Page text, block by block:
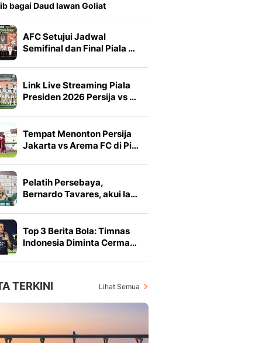
bagai Daud lawan Goliat
AFC Setujui Jadwal
Semifinal dan Final Piala …
Link Live Streaming Piala
Presiden 2026 Persija vs …
Tempat Menonton Persija
Jakarta vs Arema FC di Pi…
Pelatih Persebaya,
Bernardo Tavares, akui la…
Top 3 Berita Bola: Timnas
Indonesia Diminta Cerma…
TERKINI Lihat Semua